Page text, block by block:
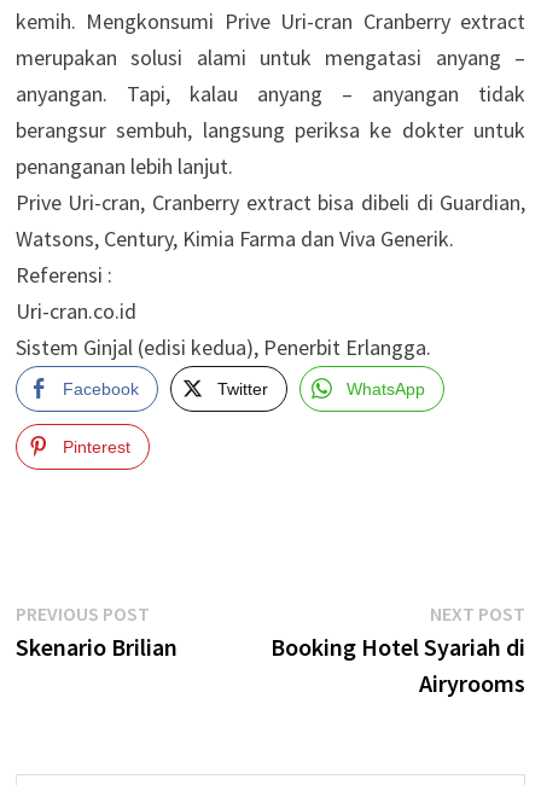
kemih. Mengkonsumi Prive Uri-cran Cranberry extract
merupakan solusi alami untuk mengatasi anyang –
anyangan. Tapi, kalau anyang – anyangan tidak
berangsur sembuh, langsung periksa ke dokter untuk
penanganan lebih lanjut.
Prive Uri-cran, Cranberry extract bisa dibeli di Guardian,
Watsons, Century, Kimia Farma dan Viva Generik.
Referensi :
Uri-cran.co.id
Sistem Ginjal (edisi kedua), Penerbit Erlangga.
Facebook Twitter WhatsApp
Pinterest
Post
navigation
PREVIOUS POSTPrevious
post:
Skenario Brilian
NEXT POST
Booking Hotel Syariah di
Airyrooms